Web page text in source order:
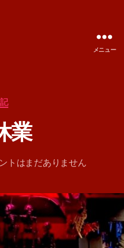
メニュー
業
成
者
T
A
トはまだありません